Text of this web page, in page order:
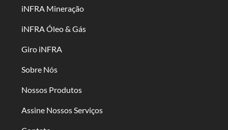
iNFRA Mineração
iNFRA Óleo & Gás
Giro iNFRA
Sobre Nós
Nossos Produtos
Assine Nossos Serviços